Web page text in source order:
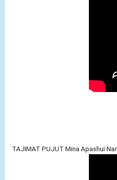
TAJIMAT PUJUT Mina Apashui